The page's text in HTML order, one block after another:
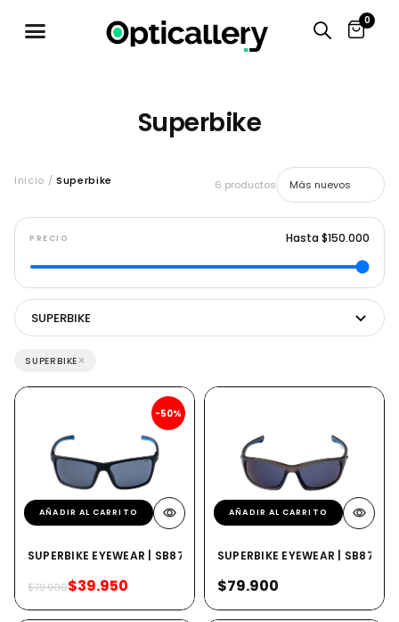
0
Superbike
Inicio / Superbike 6 productos
PRECIO Hasta $150.000
SUPERBIKE
SUPERBIKE ×
-50%
AÑADIR AL CARRITO
SUPERBIKE EYEWEAR | SB879 CMBLK
$79.900$39.950
AÑADIR AL CARRITO
SUPERBIKE EYEWEAR | SB873
$79.900